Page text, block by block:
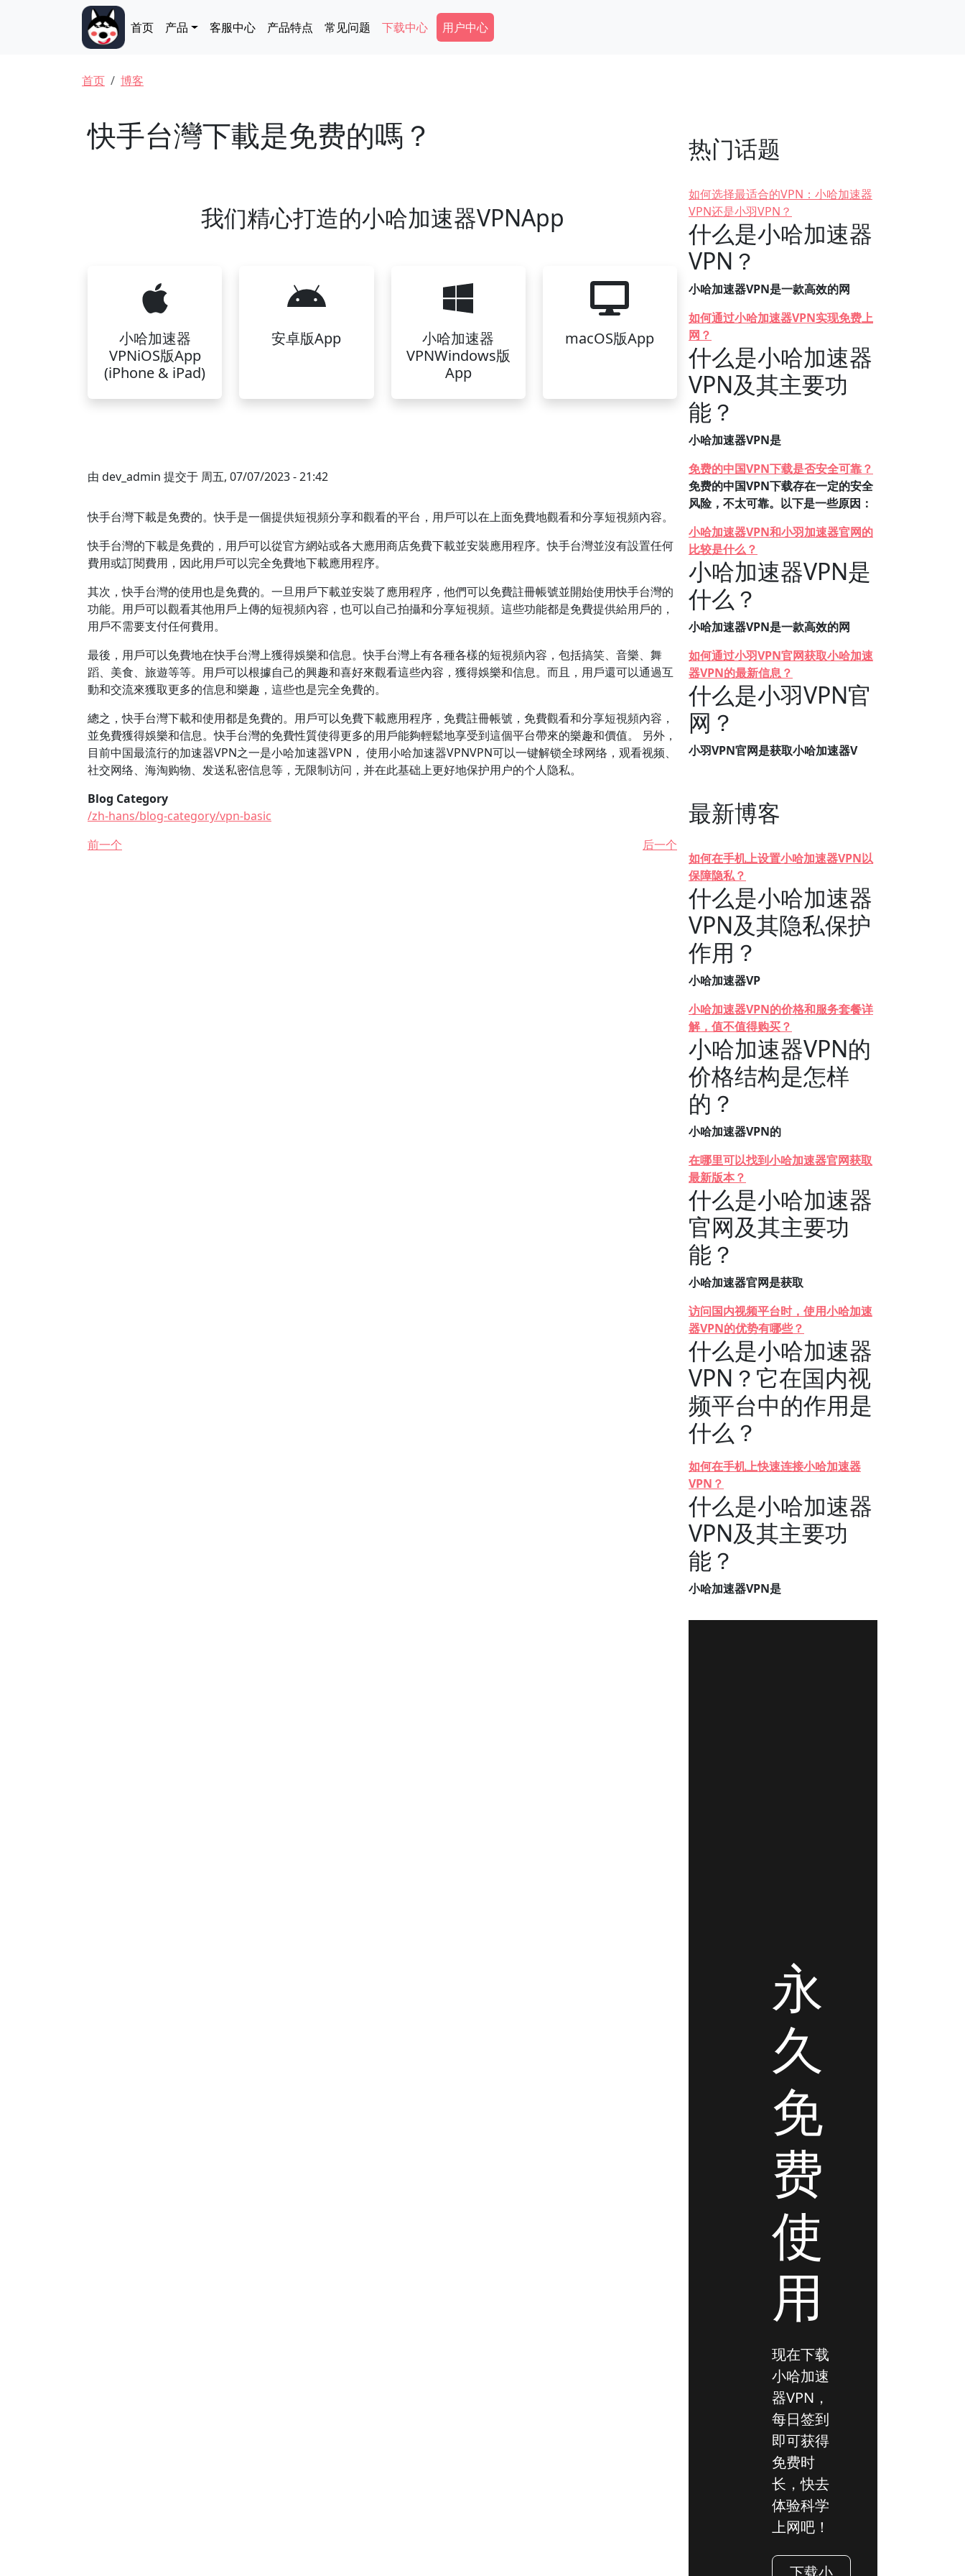
Main navigation
首页 产品 客服中心 产品特点 常见问题 下载中心 Secondary Menu
用户中心
面包屑
首页 博客
快手台灣下載是免费的嗎？
我们精心打造的小哈加速器VPNApp
小哈加速器
VPNiOS版App
(iPhone & iPad)
安卓版App
小哈加速器
VPNWindows版
App
macOS版App
由 dev_admin 提交于 周五, 07/07/2023 - 21:42
快手台灣下載是免费的。快手是一個提供短視頻分享和觀看的平台，用戶可以在上面免費地觀看和分享短視頻內容。
快手台灣的下載是免費的，用戶可以從官方網站或各大應用商店免費下載並安裝應用程序。快手台灣並沒有設置任何
費用或訂閱費用，因此用戶可以完全免費地下載應用程序。
其次，快手台灣的使用也是免費的。一旦用戶下載並安裝了應用程序，他們可以免費註冊帳號並開始使用快手台灣的
功能。用戶可以觀看其他用戶上傳的短視頻內容，也可以自己拍攝和分享短視頻。這些功能都是免費提供給用戶的，
用戶不需要支付任何費用。
最後，用戶可以免費地在快手台灣上獲得娛樂和信息。快手台灣上有各種各樣的短視頻內容，包括搞笑、音樂、舞
蹈、美食、旅遊等等。用戶可以根據自己的興趣和喜好來觀看這些內容，獲得娛樂和信息。而且，用戶還可以通過互
動和交流來獲取更多的信息和樂趣，這些也是完全免費的。
總之，快手台灣下載和使用都是免費的。用戶可以免費下載應用程序，免費註冊帳號，免費觀看和分享短視頻內容，
並免費獲得娛樂和信息。快手台灣的免費性質使得更多的用戶能夠輕鬆地享受到這個平台帶來的樂趣和價值。 另外，
目前中国最流行的加速器VPN之一是小哈加速器VPN， 使用小哈加速器VPNVPN可以一键解锁全球网络，观看视频、
社交网络、海淘购物、发送私密信息等，无限制访问，并在此基础上更好地保护用户的个人隐私。
Blog Category
/zh-hans/blog-category/vpn-basic
前一个
后一个
热门话题
如何选择最适合的VPN：小哈加速器
VPN还是小羽VPN？
什么是小哈加速器
VPN？
小哈加速器VPN是一款高效的网
如何通过小哈加速器VPN实现免费上
网？
什么是小哈加速器
VPN及其主要功
能？
小哈加速器VPN是
免费的中国VPN下载是否安全可靠？
免费的中国VPN下载存在一定的安全
风险，不太可靠。以下是一些原因：
小哈加速器VPN和小羽加速器官网的
比较是什么？
小哈加速器VPN是
什么？
小哈加速器VPN是一款高效的网
如何通过小羽VPN官网获取小哈加速
器VPN的最新信息？
什么是小羽VPN官
网？
小羽VPN官网是获取小哈加速器V
最新博客
如何在手机上设置小哈加速器VPN以
保障隐私？
什么是小哈加速器
VPN及其隐私保护
作用？
小哈加速器VP
小哈加速器VPN的价格和服务套餐详
解，值不值得购买？
小哈加速器VPN的
价格结构是怎样
的？
小哈加速器VPN的
在哪里可以找到小哈加速器官网获取
最新版本？
什么是小哈加速器
官网及其主要功
能？
小哈加速器官网是获取
访问国内视频平台时，使用小哈加速
器VPN的优势有哪些？
什么是小哈加速器
VPN？它在国内视
频平台中的作用是
什么？
如何在手机上快速连接小哈加速器
VPN？
什么是小哈加速器
VPN及其主要功
能？
小哈加速器VPN是
永
久
免
费
使
用
现在下载
小哈加速
器VPN，
每日签到
即可获得
免费时
长，快去
体验科学
上网吧！
下载小